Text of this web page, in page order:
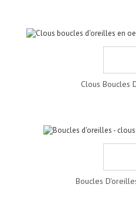
Clous Boucles
Boucles